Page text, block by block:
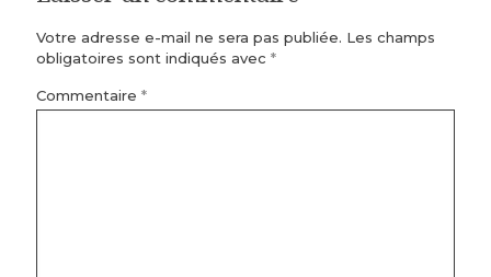
Votre adresse e-mail ne sera pas publiée. Les champs
obligatoires sont indiqués avec *
Commentaire *